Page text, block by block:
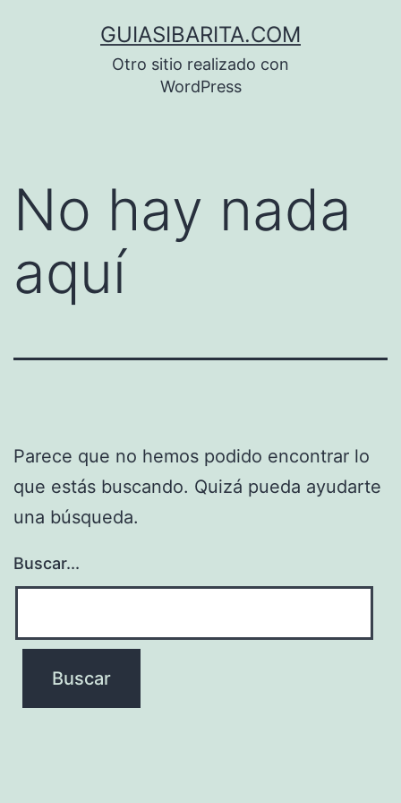
GUIASIBARITA.COM
Otro sitio realizado con
WordPress
No hay nada
aquí
Parece que no hemos podido encontrar lo
que estás buscando. Quizá pueda ayudarte
una búsqueda.
Buscar...